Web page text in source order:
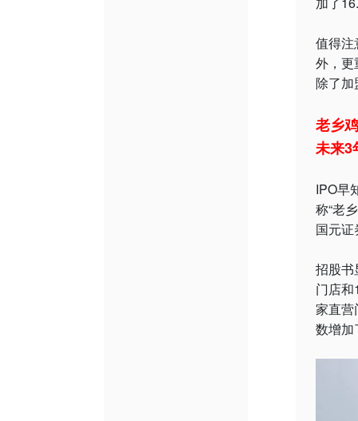
值得注
外，更
除了加
老乡
未来3
IPO早
称“老
国元
招股书
门店
家直营
数增加